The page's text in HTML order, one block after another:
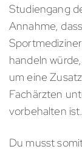
Studiengang
Annahme,
handeln
um eine
Fachärzten
vorbehalten ist.
Du musst